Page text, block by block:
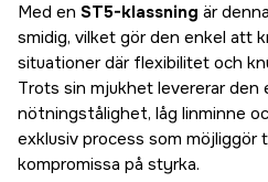
Med en ST5-klassning är
smidig, vilket gör den enkel att
situationer där flexibilitet och
Trots sin mjukhet levererar den
nötningstålighet, låg linminne
exklusiv process som möjliggör
kompromissa på styrka.